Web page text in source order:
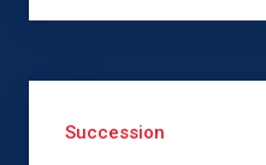
Succession